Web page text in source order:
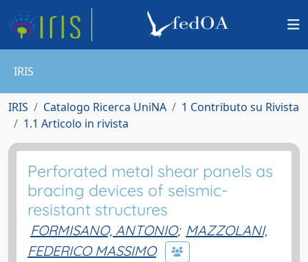
IRIS
IRIS Catalogo Ricerca UniNA
1 Contributo su Rivista
1.1 Articolo in rivista
Perforated metal shear panels as
bracing devices of seismic-
resistant structures
FORMISANO, ANTONIO; MAZZOLANI,
FEDERICO MASSIMO